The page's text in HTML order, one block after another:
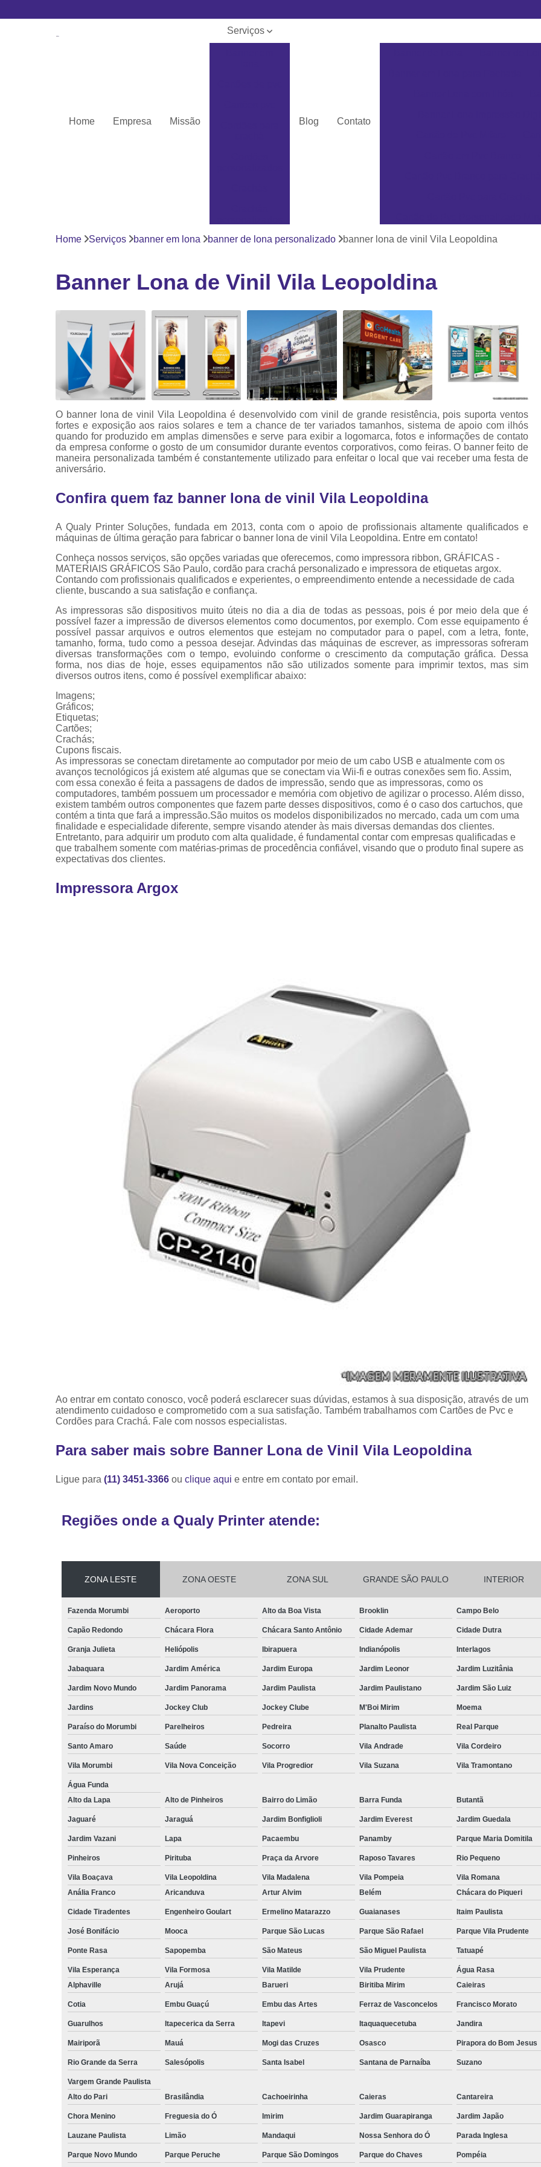
Home Empresa Missão
Serviços
Impressoras
Ribbon
impressoras
Blog Contato
Cartão de Visita em Pvc
Cordão de Crachá
Cordão para Crachá
Cordão para Crachá em
Cordão para Crachá
Fábrica
Cordões para
Cordinha de
Cordinha
Cordinha para
Cordão Crachá
Cordão para Crachá com
Cordão
Cordão
Cordão
Fita para Crachá Personalizada
Crachá de
Crachá de
Crachá e
Crachá
Crachá
Crachá
Impressora de Etiquetas Argox
Impressora Zebra
Porta Crachá Conjugado
Porta Crachá Plástico
Porta Crachá Transparente
Ribbon Colorido
Ribbon Fargo
Ribbon Resina
Ribbon de Impressora
Ribbon para
Ribbon para
Ribbon para Zebra Gc420t Minas
Home Serviços banner em lona banner de lona personalizado banner lona de vinil Vila Leopoldina
Banner Lona de Vinil Vila Leopoldina
O banner lona de vinil Vila Leopoldina é desenvolvido com vinil de grande resistência, pois suporta ventos
fortes e exposição aos raios solares e tem a chance de ter variados tamanhos, sistema de apoio com ilhós
quando for produzido em amplas dimensões e serve para exibir a logomarca, fotos e informações de contato
da empresa conforme o gosto de um consumidor durante eventos corporativos, como feiras. O banner feito de
maneira personalizada também é constantemente utilizado para enfeitar o local que vai receber uma festa de
aniversário.
Confira quem faz banner lona de vinil Vila Leopoldina
A Qualy Printer Soluções, fundada em 2013, conta com o apoio de profissionais altamente qualificados e
máquinas de última geração para fabricar o banner lona de vinil Vila Leopoldina. Entre em contato!
Conheça nossos serviços, são opções variadas que oferecemos, como impressora ribbon, GRÁFICAS -
MATERIAIS GRÁFICOS São Paulo, cordão para crachá personalizado e impressora de etiquetas argox.
Contando com profissionais qualificados e experientes, o empreendimento entende a necessidade de cada
cliente, buscando a sua satisfação e confiança.
As impressoras são dispositivos muito úteis no dia a dia de todas as pessoas, pois é por meio dela que é
possível fazer a impressão de diversos elementos como documentos, por exemplo. Com esse equipamento é
possível passar arquivos e outros elementos que estejam no computador para o papel, com a letra, fonte,
tamanho, forma, tudo como a pessoa desejar. Advindas das máquinas de escrever, as impressoras sofreram
diversas transformações com o tempo, evoluindo conforme o crescimento da computação gráfica. Dessa
forma, nos dias de hoje, esses equipamentos não são utilizados somente para imprimir textos, mas sim
diversos outros itens, como é possível exemplificar abaixo:
Imagens;
Gráficos;
Etiquetas;
Cartões;
Crachás;
Cupons fiscais.
As impressoras se conectam diretamente ao computador por meio de um cabo USB e atualmente com os
avanços tecnológicos já existem até algumas que se conectam via Wii-fi e outras conexões sem fio. Assim,
com essa conexão é feita a passagens de dados de impressão, sendo que as impressoras, como os
computadores, também possuem um processador e memória com objetivo de agilizar o processo. Além disso,
existem também outros componentes que fazem parte desses dispositivos, como é o caso dos cartuchos, que
contém a tinta que fará a impressão.São muitos os modelos disponibilizados no mercado, cada um com uma
finalidade e especialidade diferente, sempre visando atender às mais diversas demandas dos clientes.
Entretanto, para adquirir um produto com alta qualidade, é fundamental contar com empresas qualificadas e
que trabalhem somente com matérias-primas de procedência confiável, visando que o produto final supere as
expectativas dos clientes.
Impressora Argox
Ao entrar em contato conosco, você poderá esclarecer suas dúvidas, estamos à sua disposição, através de um
atendimento cuidadoso e comprometido com a sua satisfação. Também trabalhamos com Cartões de Pvc e
Cordões para Crachá. Fale com nossos especialistas.
Para saber mais sobre Banner Lona de Vinil Vila Leopoldina
Ligue para (11) 3451-3366 ou clique aqui e entre em contato por email.
Regiões onde a Qualy Printer atende:
ZONA LESTE ZONA OESTE ZONA SUL GRANDE SÃO PAULO INTERIOR
Fazenda Morumbi Aeroporto Alto da Boa Vista Brooklin Campo Belo
Capão Redondo Chácara Flora Chácara Santo Antônio Cidade Ademar Cidade Dutra
Granja Julieta Heliópolis Ibirapuera Indianópolis Interlagos
Jabaquara Jardim América Jardim Europa Jardim Leonor Jardim Luzitânia
Jardim Novo Mundo Jardim Panorama Jardim Paulista Jardim Paulistano Jardim São Luiz
Jardins Jockey Club Jockey Clube M'Boi Mirim Moema
Paraíso do Morumbi Parelheiros Pedreira Planalto Paulista Real Parque
Santo Amaro Saúde Socorro Vila Andrade Vila Cordeiro
Vila Morumbi Vila Nova Conceição Vila Progredior Vila Suzana Vila Tramontano
Água Funda
Alto da Lapa
Alto de Pinheiros Bairro do Limão Barra Funda Butantã
Jaguaré Jaraguá Jardim Bonfiglioli Jardim Everest Jardim Guedala
Jardim Vazani Lapa Pacaembu Panamby Parque Maria Domitila
Pinheiros Pirituba Praça da Arvore Raposo Tavares Rio Pequeno
Vila Boaçava Vila Leopoldina Vila Madalena Vila Pompeia Vila Romana
Anália Franco
Aricanduva Artur Alvim Belém Chácara do Piqueri
Cidade Tiradentes Engenheiro Goulart Ermelino Matarazzo Guaianases Itaim Paulista
José Bonifácio Mooca Parque São Lucas Parque São Rafael Parque Vila Prudente
Ponte Rasa Sapopemba São Mateus São Miguel Paulista Tatuapé
Vila Esperança Vila Formosa Vila Matilde Vila Prudente
Água Rasa
Alphaville
Arujá Barueri Biritiba Mirim Caieiras
Cotia Embu Guaçú Embu das Artes Ferraz de Vasconcelos Francisco Morato
Guarulhos Itapecerica da Serra Itapevi Itaquaquecetuba Jandira
Mairiporã Mauá Mogi das Cruzes Osasco Pirapora do Bom Jesus
Rio Grande da Serra Salesópolis Santa Isabel Santana de Parnaíba Suzano
Vargem Grande Paulista
Alto do Pari
Brasilândia Cachoeirinha Caieras Cantareira
Chora Menino Freguesia do Ó Imirim Jardim Guarapiranga Jardim Japão
Lauzane Paulista Limão Mandaqui Nossa Senhora do Ó Parada Inglesa
Parque Novo Mundo Parque Peruche Parque São Domingos Parque do Chaves Pompéia